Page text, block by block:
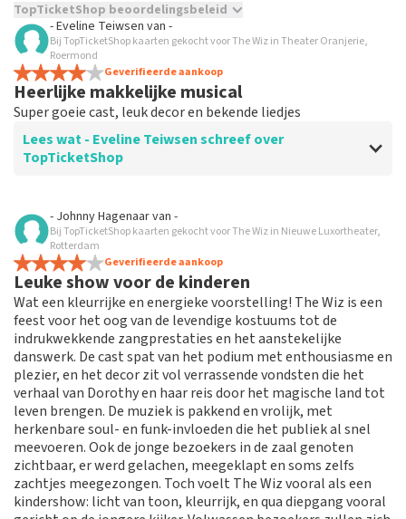
TopTicketShop beoordelingsbeleid
TopTicketShop verzamelt reviews van echte klanten. Het is
niet mogelijk om een review achter te laten als je geen
tickets hebt aangeschaft bij TopTicketShop. Reviews met
grof taalgebruik en/of onwaarheden worden niet geplaatst.
Het kan enkele weken duren voordat een review wordt
geplaatst.
- Eveline Teiwsen van -
Bij TopTicketShop kaarten gekocht voor The Wiz in Theater Oranjerie,
Roermond
Geverifieerde aankoop
Heerlijke makkelijke musical
Super goeie cast, leuk decor en bekende liedjes
Lees wat - Eveline Teiwsen schreef over
TopTicketShop
Beoordeling van - Eveline Teiwsen over
Te duur! Slechte plaatsen! Geen
annulering mogelijk.
Nooit meer top tickets! Slechte plaatsen! Veel te snel
gekocht waardoor ik annulering niet gelezen had
endus niet meer mogelijk was. Rechtstreeks bij theater
was 45,- volwassenen en kind gratis!! Top tickets
waren 80,- per volwassene!! Schandalig wat ze er aan
verdienen. Nooit doen want is echt niet top!!!!
Beste klant, Bedankt voor het schrijven van een review
op onze website. Uw feedback vinden wij erg belangrijk.
U helpt ons zo onze dienstverlening te verbeteren en
ook helpt u andere consumenten met het maken van
Reactie van TopTicketShop
- Johnny Hagenaarvan -
Bij TopTicketShop kaarten gekocht voor The Wiz in Nieuwe Luxortheater,
Rotterdam
Geverifieerde aankoop
Leuke show voor de kinderen
Wat een kleurrijke en energieke voorstelling! The Wiz is een
feest voor het oog van de levendige kostuums tot de
indrukwekkende zangprestaties en het aanstekelijke
danswerk. De cast spat van het podium met enthousiasme en
plezier, en het decor zit vol verrassende vondsten die het
verhaal van Dorothy en haar reis door het magische land tot
leven brengen. De muziek is pakkend en vrolijk, met
herkenbare soul- en funk-invloeden die het publiek al snel
meevoeren. Ook de jonge bezoekers in de zaal genoten
zichtbaar, er werd gelachen, meegeklapt en soms zelfs
zachtjes meegezongen. Toch voelt The Wiz vooral als een
kindershow: licht van toon, kleurrijk, en qua diepgang vooral